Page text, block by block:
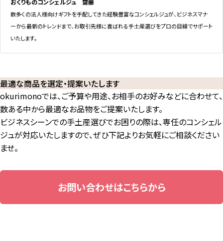
数多くの法人様向けギフトを手配してきた経験豊富なコンシェルジュが、ビジネスマナ
ーから最新のトレンドまで、お取引先様に喜ばれる手土産選びをプロの目線でサポート
いたします。
最適な商品を選定・提案いたします
okurimonoでは、ご予算や用途、お相手のお好みなどに合わせて、
数ある中から最適なお品物をご提案いたします。
ビジネスシーンでの手土産選びでお困りの際は、専任のコンシェル
ジュが対応いたしますので、ぜひ下記よりお気軽にご相談ください
ませ。
お問い合わせはこちらから